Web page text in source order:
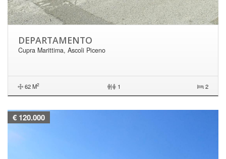
DEPARTAMENTO
Cupra Marittima, Ascoli Piceno
62 M2 | 1 2
€ 120.000